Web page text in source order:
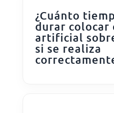
¿Cuánto
durar colocar
artificial
si se realiza